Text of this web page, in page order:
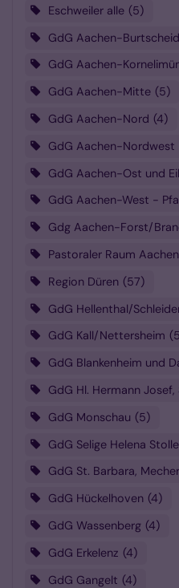
Eschweiler alle 5
GdG Aachen-Burtscheid
GdG Aachen-
GdG Aachen-Mitte 5
GdG Aachen-Nord 4
GdG Aachen-Nordwest
GdG Aachen-Ost und
GdG Aachen-West -
Gdg Aachen-Forst/
Pastoraler Raum
Region Düren 57
GdG Hellenthal/
GdG Kall/Nettersheim
5
GdG Blankenheim und
GdG Hl. Hermann Josef,
GdG Monschau 5
GdG Selige Helena
GdG St. Barbara,
GdG Hückelhoven 4
GdG Wassenberg 4
GdG Erkelenz 4
GdG Gangelt 4